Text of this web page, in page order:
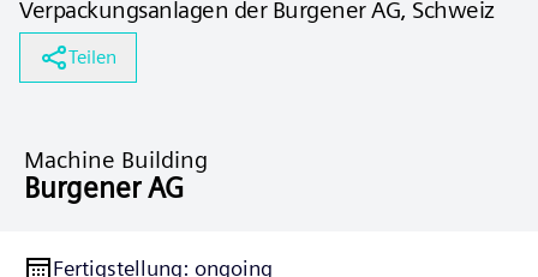
Verpackungsanlagen der Burgener AG, Schweiz
Teilen
Machine Building
Burgener AG
Fertigstellung: ongoing